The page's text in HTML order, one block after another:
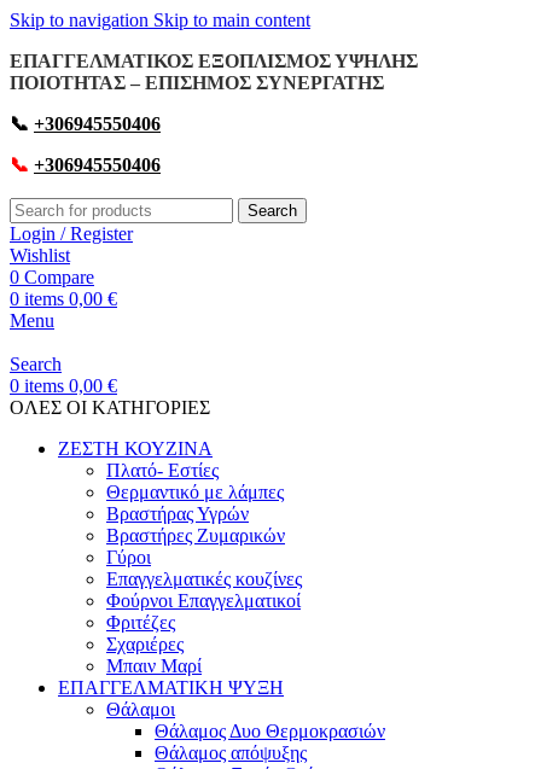
Skip to navigation Skip to main content
ΕΠΑΓΓΕΛΜΑΤΙΚΟΣ ΕΞΟΠΛΙΣΜΟΣ ΥΨΗΛΗΣ
ΠΟΙΟΤΗΤΑΣ – ΕΠΙΣΗΜΟΣ ΣΥΝΕΡΓΑΤΗΣ
📞 +306945550406
📞 +306945550406
Search
Login / Register
Wishlist
0 Compare
0 items 0,00 €
Menu
Search
0 items 0,00 €
OΛΕΣ ΟΙ ΚΑΤΗΓΟΡΙΕΣ
ΖΕΣΤΗ ΚΟΥΖΙΝΑ
Πλατό- Εστίες
Θερμαντικό με λάμπες
Βραστήρας Υγρών
Βραστήρες Ζυμαρικών
Γύροι
Επαγγελματικές κουζίνες
Φούρνοι Επαγγελματικοί
Φριτέζες
Σχαριέρες
Μπαιν Μαρί
ΕΠΑΓΓΕΛΜΑΤΙΚΗ ΨΥΞΗ
Θάλαμοι
Θάλαμος Δυο Θερμοκρασιών
Θάλαμος απόψυξης